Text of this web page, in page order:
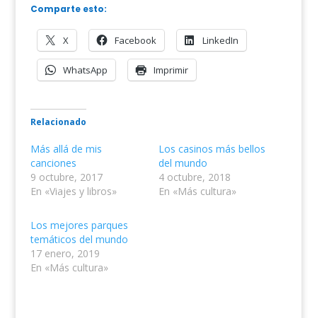
Comparte esto:
X Facebook LinkedIn
WhatsApp Imprimir
Relacionado
Más allá de mis
canciones
9 octubre, 2017
En «Viajes y libros»
Los casinos más bellos
del mundo
4 octubre, 2018
En «Más cultura»
Los mejores parques
temáticos del mundo
17 enero, 2019
En «Más cultura»